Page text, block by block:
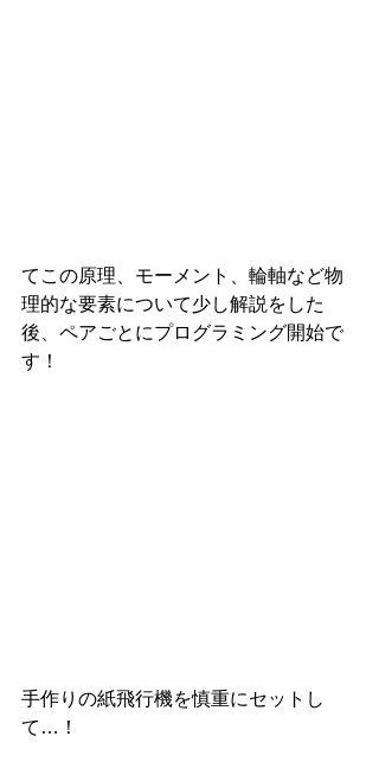
てこの原理、モーメント、輪軸など物
理的な要素について少し解説をした
後、ペアごとにプログラミング開始で
す！
手作りの紙飛行機を慎重にセットし
て…！